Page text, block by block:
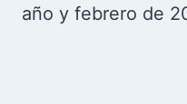
año y febrero de